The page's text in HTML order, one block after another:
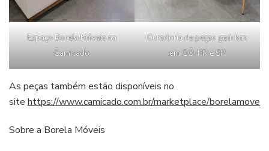
Espaço Borela Móveis na
Camicado
Curadoria de peças gaúchas
em GO, PR e SP
As peças também estão disponíveis no
site https://www.camicado.com.br/marketplace/borelamoveis
Sobre a Borela Móveis